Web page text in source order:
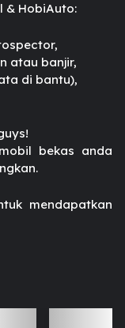
& HobiAuto:
atau banjir,
di bantu),
bekas anda
mendapatkan